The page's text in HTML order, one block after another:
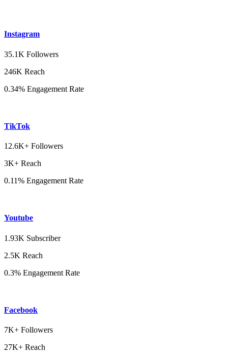
Instagram
35.1K Followers
246K Reach
0.34% Engagement Rate
TikTok
12.6K+ Followers
3K+ Reach
0.11% Engagement Rate
Youtube
1.93K Subscriber
2.5K Reach
0.3% Engagement Rate
Facebook
7K+ Followers
27K+ Reach